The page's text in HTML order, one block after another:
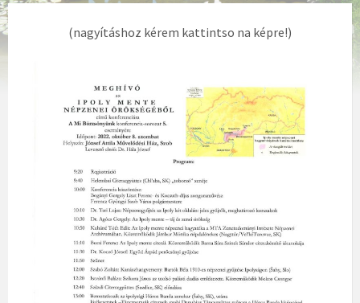
(nagyításhoz kérem kattintso na képre!)